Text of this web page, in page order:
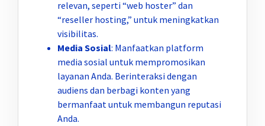
relevan, seperti “web hoster” dan
“reseller hosting,” untuk meningkatkan
visibilitas.
Media Sosial: Manfaatkan platform
media sosial untuk mempromosikan
layanan Anda. Berinteraksi dengan
audiens dan berbagi konten yang
bermanfaat untuk membangun reputasi
Anda.